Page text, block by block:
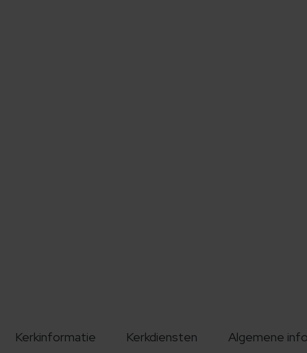
Kerkinformatie Kerkdiensten Algemene